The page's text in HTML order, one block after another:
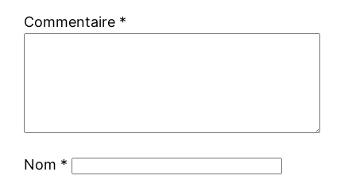
Commentaire *
Nom *